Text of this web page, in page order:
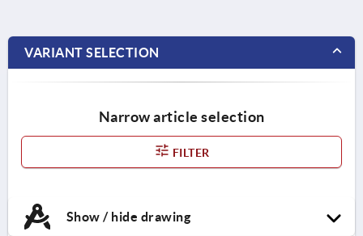
VARIANT SELECTION
Narrow article selection
FILTER
Show / hide drawing